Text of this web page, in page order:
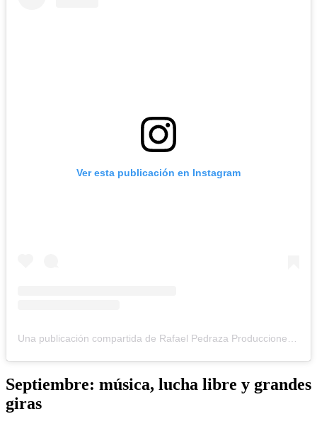
Ver esta publicación en Instagram
Septiembre: música, lucha libre y grandes
giras